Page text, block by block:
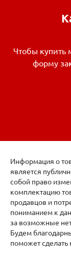
Чтобы купить
форму
Информация о
является
собой право
комплектацию
продавцов и
пониманием к
за возможные
Будем
поможет сделать